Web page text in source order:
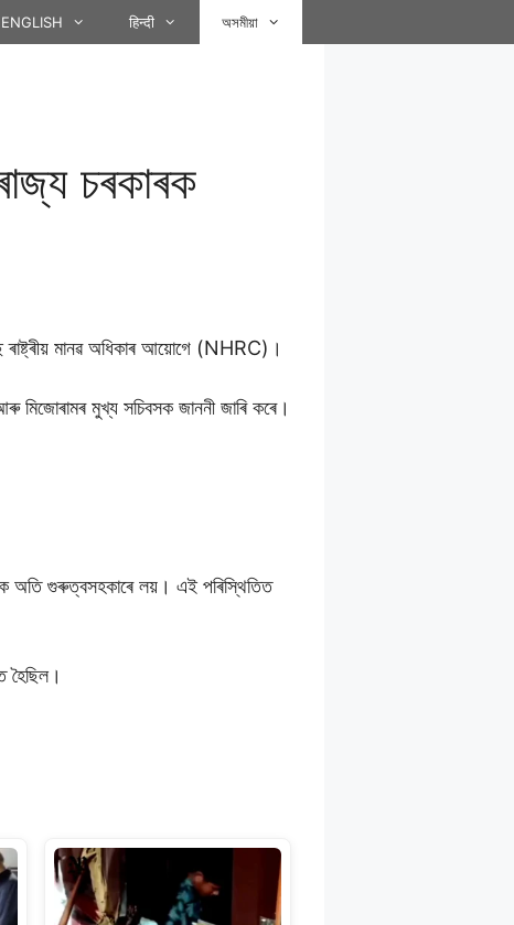
ENGLISH हिन्दी অসমীয়া
চৰকাৰক
ৰাষ্ট্ৰীয় মানৱ অধিকাৰ আয়োগে (NHRC)।
মিজোৰামৰ মুখ্য সচিবসক জাননী জাৰি কৰে।
অতি গুৰুত্বসহকাৰে লয়। এই পৰিস্থিতিত